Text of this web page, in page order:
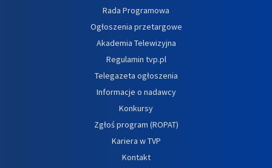
Rada Programowa
Ogłoszenia przetargowe
Akademia Telewizyjna
Regulamin tvp.pl
Telegazeta ogłoszenia
Informacje o nadawcy
Konkursy
Zgłoś program (ROPAT)
Kariera w TVP
Kontakt